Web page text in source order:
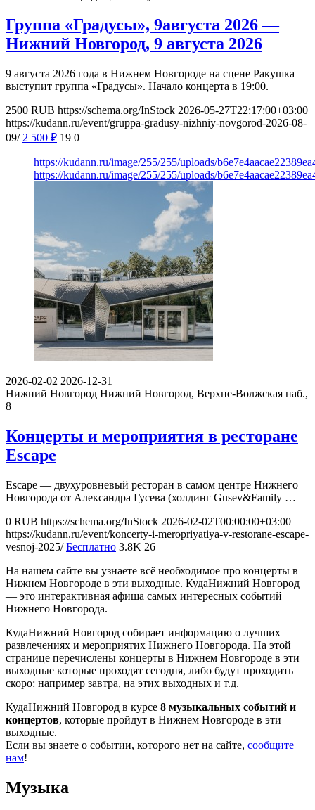
Группа «Градусы», 9августа 2026 —
Нижний Новгород, 9 августа 2026
9 августа 2026 года в Нижнем Новгороде на сцене Ракушка
выступит группа «Градусы». Начало концерта в 19:00.
2500 RUB https://schema.org/InStock 2026-05-27T22:17:00+03:00
https://kudann.ru/event/gruppa-gradusy-nizhniy-novgorod-2026-08-
09/ 2 500 ₽ 19 0
https://kudann.ru/image/255/255/uploads/
https://kudann.ru/image/255/255/uploads/
2026-02-02 2026-12-31
Нижний Новгород Нижний Новгород, Верхне-Волжская наб.,
8
Концерты и мероприятия в ресторане
Escape
Escape — двухуровневый ресторан в самом центре Нижнего
Новгорода от Александра Гусева (холдинг Gusev&Family …
0 RUB https://schema.org/InStock 2026-02-02T00:00:00+03:00
https://kudann.ru/event/koncerty-i-meropriyatiya-v-restorane-escape-
vesnoj-2025/ Бесплатно 3.8K 26
На нашем сайте вы узнаете всё необходимое про концерты в
Нижнем Новгороде в эти выходные. КудаНижний Новгород
— это интерактивная афиша самых интересных событий
Нижнего Новгорода.
КудаНижний Новгород собирает информацию о лучших
развлечениях и мероприятих Нижнего Новгорода. На этой
странице перечислены концерты в Нижнем Новгороде в эти
выходные которые проходят сегодня, либо будут проходить
скоро: например завтра, на этих выходных и т.д.
КудаНижний Новгород в курсе 8 музыкальных событий и
концертов, которые пройдут в Нижнем Новгороде в эти
выходные.
Если вы знаете о событии, которого нет на сайте, сообщите
нам!
Музыка